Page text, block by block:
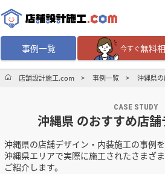
事例一覧 今すぐ無料
無料相談
デザイン設計・施工 業者を探す
店舗・商業施設の施工事例を探す
店舗設計施工.com 事例一覧 沖縄県
CASE STUDY
沖縄県 のおすすめ店
沖縄県の店舗デザイン・内装施工の事例を
沖縄県エリアで実際に施工されたさまざ
ご紹介します。